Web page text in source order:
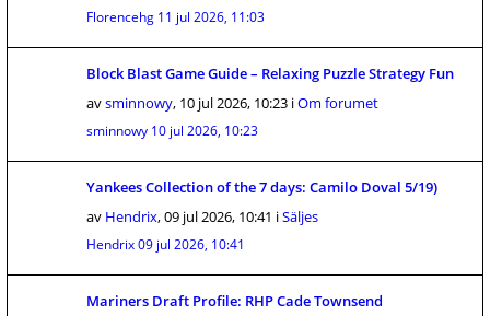
Florencehg 11 jul 2026, 11:03
Block Blast Game Guide – Relaxing Puzzle Strategy Fun
avsminnowy, 10 jul 2026, 10:23 iOm forumet
sminnowy 10 jul 2026, 10:23
Yankees Collection of the 7 days: Camilo Doval 5/19)
av Hendrix,09 jul 2026, 10:41 iSäljes
Hendrix09 jul 2026, 10:41
Mariners Draft Profile: RHP Cade Townsend